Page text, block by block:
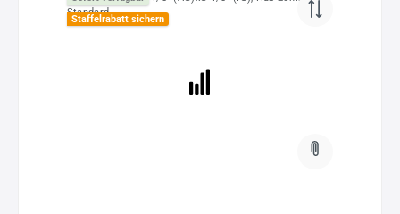
Staffelrabatt sichern